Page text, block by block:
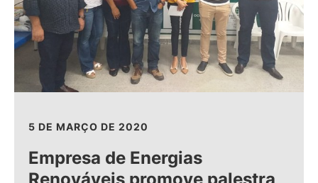
5 DE MARÇO DE 2020
Empresa de Energias